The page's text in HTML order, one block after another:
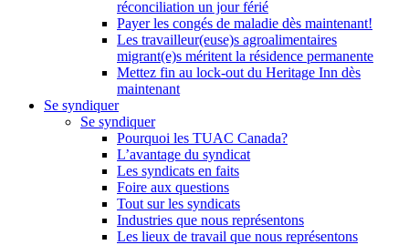
réconciliation un jour férié
Payer les congés de maladie dès maintenant!
Les travailleur(euse)s agroalimentaires
migrant(e)s méritent la résidence permanente
Mettez fin au lock-out du Heritage Inn dès
maintenant
Se syndiquer
Se syndiquer
Pourquoi les TUAC Canada?
L’avantage du syndicat
Les syndicats en faits
Foire aux questions
Tout sur les syndicats
Industries que nous représentons
Les lieux de travail que nous représentons